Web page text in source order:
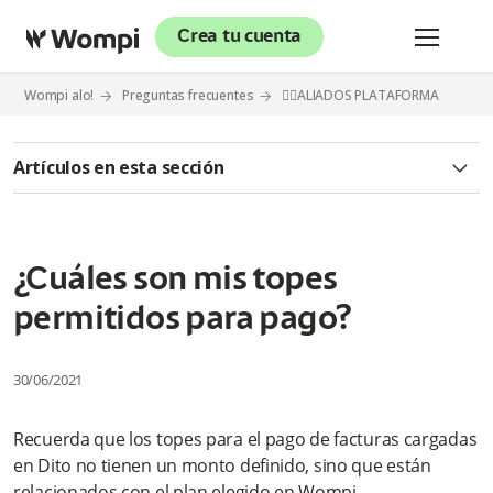
Crea tu cuenta
Wompi alo! Preguntas frecuentes ⛓️‍💥ALIADOS PLATAFORMA
Artículos en esta sección
¿Cuál es la relación de Wompi con la app Nequi Negocios?
¿Cómo me registro a la app Nequi Negocios?
¿Si ya tengo una cuenta en Wompi, ¿puedo registrarme la
app Nequi Negocios?
¿Necesito tener una cuenta en Wompi para usar la app Nequi
Negocios?
¿Cuáles son mis topes
permitidos para pago?
30/06/2021
Recuerda que los topes para el pago de facturas cargadas
en Dito no tienen un monto definido, sino que están